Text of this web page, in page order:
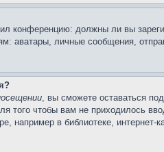
конференцию: должны ли вы
личные сообщения,
, вы сможете оставаться
того чтобы вам не приходилось
например в библиотеке, интернет-